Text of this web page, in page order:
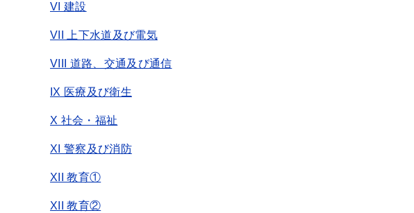
VI 建設
VII 上下水道及び電気
VIII 道路、交通及び通信
IX 医療及び衛生
X 社会・福祉
XI 警察及び消防
XII 教育①
XII 教育②